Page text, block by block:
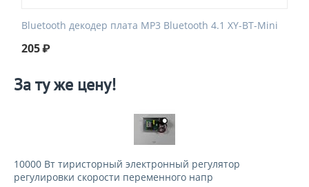
Bluetooth декодер плата MP3 Bluetooth 4.1 XY-BT-Mini
205₽
За ту же цену!
10000 Вт тиристорный электронный регулятор
регулировки скорости переменного напр